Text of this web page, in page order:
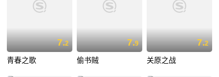
7.2
青春之歌
7.9
偷书贼
7.2
关原之战